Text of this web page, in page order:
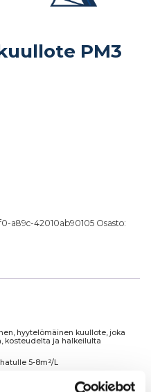
PM3
a89c-42010ab90105 Osasto:
hyytelömäinen kuullote, joka
kosteudelta ja halkeilulta
5-8m²/L